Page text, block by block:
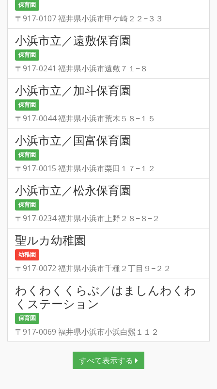
保育園
〒917-0107 福井県小浜市甲ケ崎２２−３３
小浜市立／遠敷保育園
保育園
〒917-0241 福井県小浜市遠敷７１−８
小浜市立／加斗保育園
保育園
〒917-0044 福井県小浜市荒木５８−１５
小浜市立／国富保育園
保育園
〒917-0015 福井県小浜市栗田１７−１２
小浜市立／松永保育園
保育園
〒917-0234 福井県小浜市上野２８−８−２
聖ルカ幼稚園
幼稚園
〒917-0072 福井県小浜市千種２丁目９−２２
わくわくくらぶ／はましんわくわ
くステーション
保育園
〒917-0069 福井県小浜市小浜白鬚１１２
すべて表示する